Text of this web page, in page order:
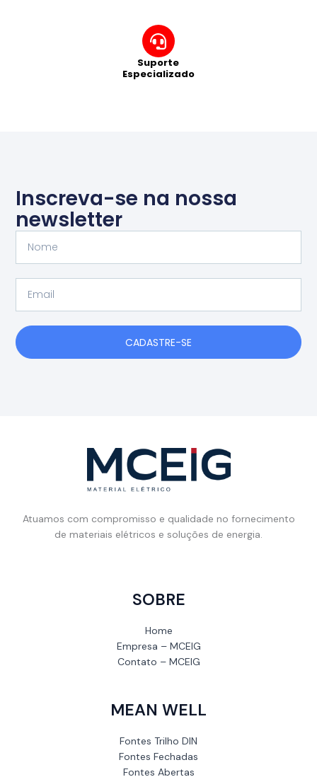
Suporte
Especializado
Inscreva-se na nossa
newsletter
CADASTRE-SE
Atuamos com compromisso e qualidade no fornecimento
de materiais elétricos e soluções de energia.
SOBRE
Home
Empresa – MCEIG
Contato – MCEIG
MEAN WELL
Fontes Trilho DIN
Fontes Fechadas
Fontes Abertas